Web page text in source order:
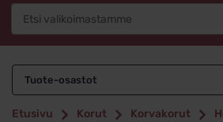
Tuote-osastot
Etusivu Korut Korvakorut